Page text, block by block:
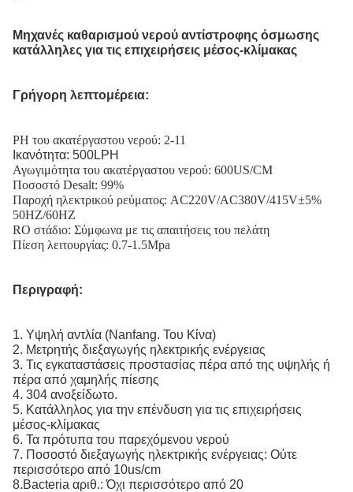
Μηχανές καθαρισμού νερού αντίστροφης όσμωσης
κατάλληλες για τις επιχειρήσεις μέσος-κλίμακας
Γρήγορη λεπτομέρεια:
PH του ακατέργαστου νερού: 2-11
Ικανότητα: 500LPH
Αγωγιμότητα του ακατέργαστου νερού: 600US/CM
Ποσοστό Desalt: 99%
Παροχή ηλεκτρικού ρεύματος: AC220V/AC380V/415V±5%
50HZ/60HZ
RO στάδιο: Σύμφωνα με τις απαιτήσεις του πελάτη
Πίεση λειτουργίας: 0.7-1.5Mpa
Περιγραφή:
1. Υψηλή αντλία (Nanfang. Του Κίνα)
2. Μετρητής διεξαγωγής ηλεκτρικής ενέργειας
3. Τις εγκαταστάσεις προστασίας πέρα από της υψηλής ή
πέρα από χαμηλής πίεσης
4. 304 ανοξείδωτο.
5. Κατάλληλος για την επένδυση για τις επιχειρήσεις
μέσος-κλίμακας
6. Τα πρότυπα του παρεχόμενου νερού
7. Ποσοστό διεξαγωγής ηλεκτρικής ενέργειας: Ούτε
περισσότερο από 10us/cm
8.Bacteria αριθ.: Όχι περισσότερο από 20